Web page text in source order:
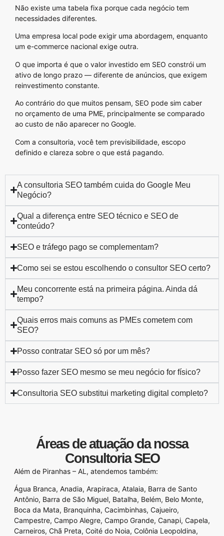
Não existe uma tabela fixa porque cada negócio tem
necessidades diferentes.
Uma empresa local pode exigir uma abordagem, enquanto
um e-commerce nacional exige outra.
O que importa é que o valor investido em SEO constrói um
ativo de longo prazo — diferente de anúncios, que exigem
reinvestimento constante.
Ao contrário do que muitos pensam, SEO pode sim caber
no orçamento de uma PME, principalmente se comparado
ao custo de não aparecer no Google.
Com a consultoria, você tem previsibilidade, escopo
definido e clareza sobre o que está pagando.
A consultoria SEO também cuida do Google Meu
Negócio?
Qual a diferença entre SEO técnico e SEO de
conteúdo?
SEO e tráfego pago se complementam?
Como sei se estou escolhendo o consultor SEO certo?
Meu concorrente está na primeira página. Ainda dá
tempo?
Quais erros mais comuns as PMEs cometem com
SEO?
Posso contratar SEO só por um mês?
Posso fazer SEO mesmo se meu negócio for físico?
Consultoria SEO substitui marketing digital completo?
Áreas de atuação da nossa
Consultoria SEO
Além de Piranhas – AL, atendemos também:
Água Branca, Anadia, Arapiraca, Atalaia, Barra de Santo
Antônio, Barra de São Miguel, Batalha, Belém, Belo Monte,
Boca da Mata, Branquinha, Cacimbinhas, Cajueiro,
Campestre, Campo Alegre, Campo Grande, Canapi, Capela,
Carneiros, Chã Preta, Coité do Noia, Colônia Leopoldina,